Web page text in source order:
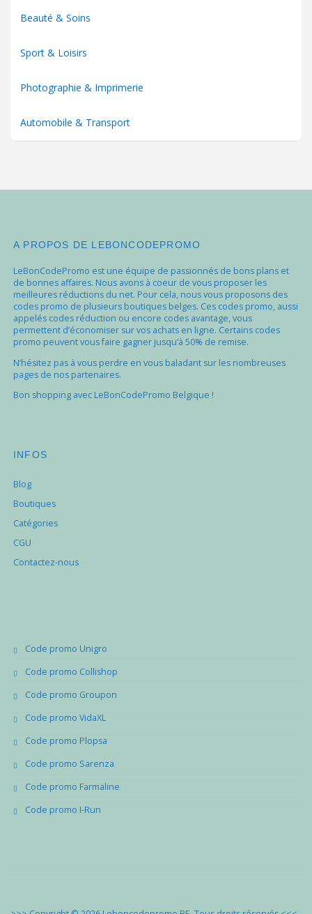
Beauté & Soins
Sport & Loisirs
Photographie & Imprimerie
Automobile & Transport
A PROPOS DE LEBONCODEPROMO
LeBonCodePromo est une équipe de passionnés de bons plans et
de bonnes affaires. Nous avons à coeur de vous proposer les
meilleures réductions du net. Pour cela, nous vous proposons des
codes promo de plusieurs boutiques belges. Ces codes promo, aussi
appelés codes réduction ou encore codes avantage, vous
permettent d’économiser sur vos achats en ligne. Certains codes
promo peuvent vous faire gagner jusqu’à 50% de remise.
N’hésitez pas à vous perdre en vous baladant sur les nombreuses
pages de nos partenaires.
Bon shopping avec LeBonCodePromo Belgique !
INFOS
Blog
Boutiques
Catégories
CGU
Contactez-nous
Code promo Unigro
Code promo Collishop
Code promo Groupon
Code promo VidaXL
Code promo Plopsa
Code promo Sarenza
Code promo Farmaline
Code promo I-Run